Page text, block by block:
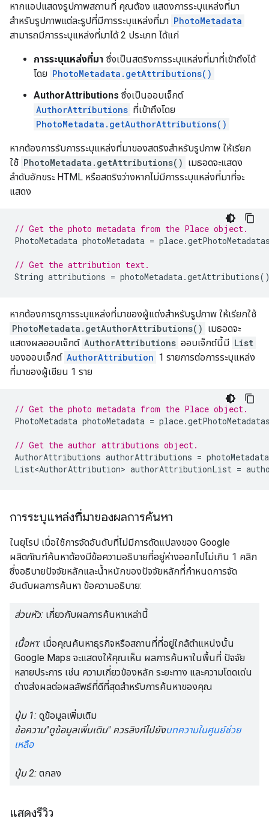
หากแอปแสดงรูปภาพสถานที่ คุณต้อง แสดงการระบุแหล่งที่มา
สำหรับรูปภาพแต่ละรูปที่มีการระบุแหล่งที่มา PhotoMetadata
สามารถมีการระบุแหล่งที่มาได้ 2 ประเภท ได้แก่
การระบุแหล่งที่มา ซึ่งเป็นสตริงการระบุแหล่งที่มาที่เข้าถึงได้
โดย PhotoMetadata.getAttributions()
AuthorAttributions ซึ่งเป็นออบเจ็กต์
AuthorAttributions ที่เข้าถึงโดย
PhotoMetadata.getAuthorAttributions()
หากต้องการรับการระบุแหล่งที่มาของสตริงสำหรับรูปภาพ ให้เรียก
ใช้ PhotoMetadata.getAttributions() เมธอดจะแสดง
ลำดับอักขระ HTML หรือสตริงว่างหากไม่มีการระบุแหล่งที่มาที่จะ
แสดง
// Get the photo metadata from the Place object.
PhotoMetadata photoMetadata = place.
// Get the attribution text.
String attributions = photoMetadata.getAttributions
หากต้องการดูการระบุแหล่งที่มาของผู้แต่งสำหรับรูปภาพ ให้เรียกใช้
PhotoMetadata.getAuthorAttributions() เมธอดจะ
แสดงผลออบเจ็กต์ AuthorAttributions ออบเจ็กต์นี้มี List
ของออบเจ็กต์ AuthorAttribution 1 รายการต่อการระบุแหล่ง
ที่มาของผู้เขียน 1 ราย
// Get the photo metadata from the Place object.
PhotoMetadata photoMetadata = place.
// Get the author attributions object.
AuthorAttributions authorAttributions = photoMetadata
List<AuthorAttribution> authorAttributionList =
การระบุแหล่งที่มาของผลการค้นหา
ในยุโรป เมื่อใช้การจัดอันดับที่ไม่มีการดัดแปลงของ Google
ผลิตภัณฑ์ค้นหาต้องมีข้อความอธิบายที่อยู่ห่างออกไปไม่เกิน 1 คลิก
ซึ่งอธิบายปัจจัยหลักและน้ำหนักของปัจจัยหลักที่กำหนดการจัด
อันดับผลการค้นหา ข้อความอธิบาย:
ส่วนหัว: เกี่ยวกับผลการค้นหาเหล่านี้
เนื้อหา: เมื่อคุณค้นหาธุรกิจหรือสถานที่ที่อยู่ใกล้ตําแหน่งนั้น
Google Maps จะแสดงให้คุณเห็น ผลการค้นหาในพื้นที่ ปัจจัย
หลายประการ เช่น ความเกี่ยวข้องหลัก ระยะทาง และความโดดเด่น
ต่างส่งผลต่อผลลัพธ์ที่ดีที่สุดสำหรับการค้นหาของคุณ
ปุ่ม 1: ดูข้อมูลเพิ่มเติม
ข้อความ"ดูข้อมูลเพิ่มเติม" ควรลิงก์ไปยังบทความในศูนย์ช่วย
เหลือ
ปุ่ม 2: ตกลง
แสดงรีวิว